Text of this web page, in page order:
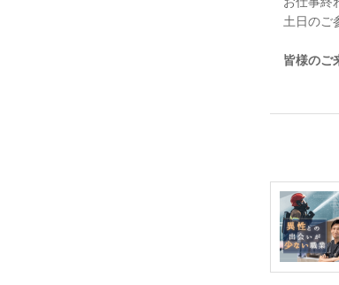
土日のご
皆様のご